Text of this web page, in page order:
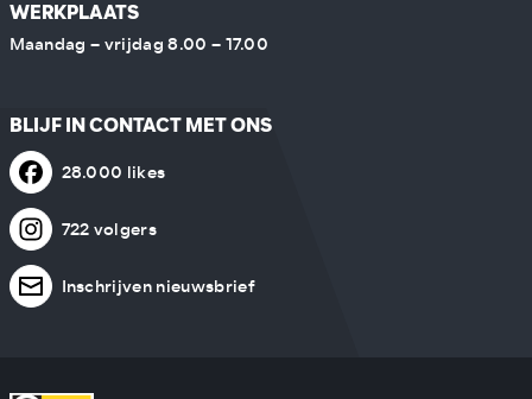
WERKPLAATS
Maandag – vrijdag 8.00 – 17.00
BLIJF IN CONTACT MET ONS
28.000 likes
722 volgers
Inschrijven nieuwsbrief